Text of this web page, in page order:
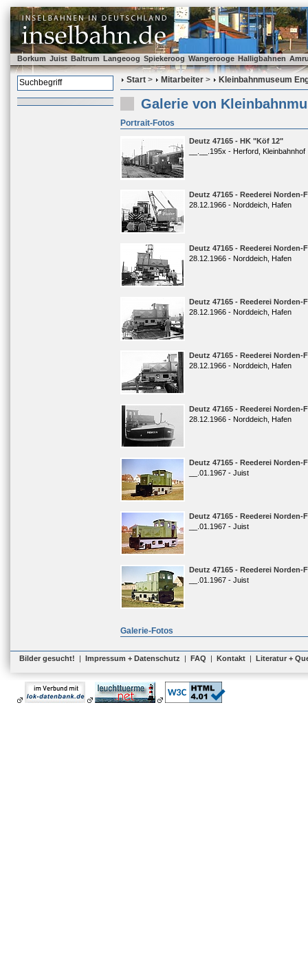
Borkum Juist Baltrum Langeoog Spiekeroog Wangerooge Halligbahnen
Start > Mitarbeiter > Kleinbahnmuseum
Galerie von
Portrait-Fotos
Deutz 47165 - HK "Köf 12"
__.__.195x - Herford, Kleinbahnhof
Deutz 47165 - Reederei Norden-
28.12.1966 - Norddeich, Hafen
Deutz 47165 - Reederei Norden-
28.12.1966 - Norddeich, Hafen
Deutz 47165 - Reederei Norden-
28.12.1966 - Norddeich, Hafen
Deutz 47165 - Reederei Norden-
28.12.1966 - Norddeich, Hafen
Deutz 47165 - Reederei Norden-
28.12.1966 - Norddeich, Hafen
Deutz 47165 - Reederei Norden-
__.01.1967 - Juist
Deutz 47165 - Reederei Norden-
__.01.1967 - Juist
Deutz 47165 - Reederei Norden-
__.01.1967 - Juist
Galerie-Fotos
Bilder gesucht! | Impressum + Datenschutz | FAQ | Kontakt | Literatur +